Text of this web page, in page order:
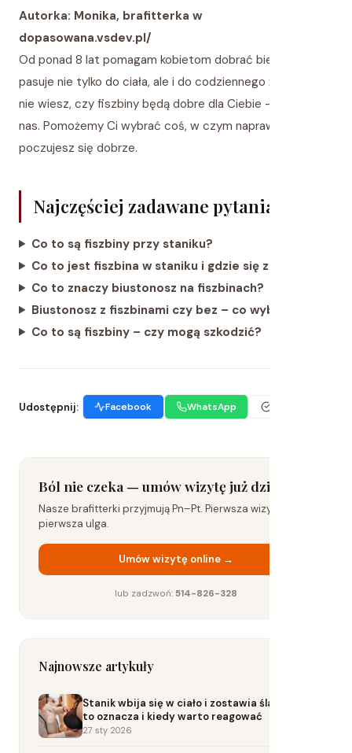
Autorka: Monika, brafitterka w
dopasowana.vsdev.pl/
Od ponad 8 lat pomagam kobietom dobrać bieliznę, która
pasuje nie tylko do ciała, ale i do codziennego życia. Jeśli
nie wiesz, czy fiszbiny będą dobre dla Ciebie – napisz do
nas. Pomożemy Ci wybrać coś, w czym naprawdę
poczujesz się dobrze.
Najczęściej zadawane pytania (FAQ)
Co to są fiszbiny przy staniku?
Co to jest fiszbina w staniku i gdzie się znajduje?
Co to znaczy biustonosz na fiszbinach?
Biustonosz z fiszbinami czy bez – co wybrać?
Co to są fiszbiny – czy mogą szkodzić?
Udostępnij: Facebook WhatsApp
Ból nie czeka — umów wizytę już dziś
Nasze brafitterki przyjmują Pn–Pt. Pierwsza wizyta to już
pierwsza ulga.
Umów wizytę online →
lub zadzwoń: 514-826-328
Najnowsze artykuły
Stanik wbija się w ciało i zostawia ślady? Co
to oznacza i kiedy warto reagować
27 sty 2026